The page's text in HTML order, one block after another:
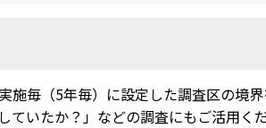
施毎（5年毎）に設定した調査区の境
いたか？」などの調査にもご活用